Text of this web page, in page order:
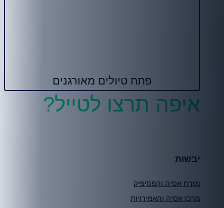
פתח טיולים מאורגנים
איפה תרצו לטייל?
יבשות
מזרח אסיה והפסיפיק
מרכז אסיה והאמירויות